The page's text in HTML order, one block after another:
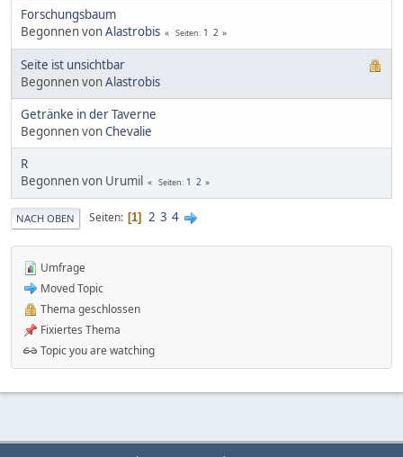
Forschungsbaum
Begonnen vonAlastrobis Seiten 1 2
Seite ist unsichtbar
Begonnen vonAlastrobis
Getränke in der Taverne
Begonnen vonChevalie
R
Begonnen von Urumil
Seiten 1 2
NACH OBEN Seiten 1 2 3 4
Umfrage
Moved Topic
Thema geschlossen
Fixiertes Thema
Topic you are watching